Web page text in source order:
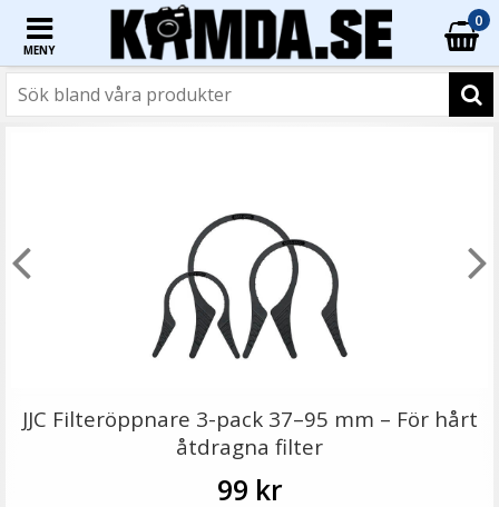
MENY
0
JJC Filteröppnare 3-pack 37–95 mm – För hårt
åtdragna filter
99 kr